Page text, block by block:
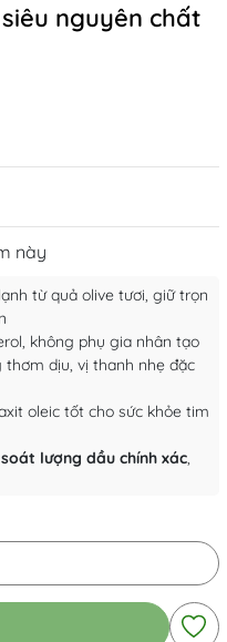
nguyên chất
này
từ quả olive tươi, giữ trọn
không phụ gia nhân tạo
dịu, vị thanh nhẹ đặc
oleic tốt cho sức khỏe tim
lượng dầu chính xác,